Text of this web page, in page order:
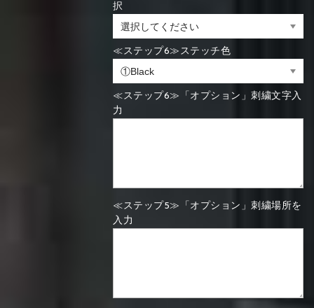
択
≪ステップ6≫ステッチ色
≪ステップ6≫「オプション」刺繍文字入
力
≪ステップ5≫「オプション」刺繍場所を
入力